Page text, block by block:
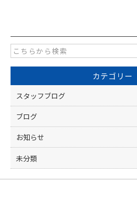
e
b
o
o
k
er
カテゴリー
スタッフブログ
ブログ
お知らせ
未分類